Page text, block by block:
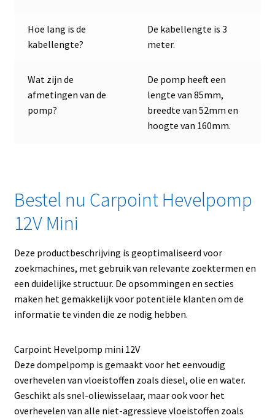
Hoe lang is de
kabellengte?
De kabellengte is 3
meter.
Wat zijn de
afmetingen van de
pomp?
De pomp heeft een
lengte van 85mm,
breedte van 52mm en
hoogte van 160mm.
Bestel nu Carpoint Hevelpomp
12V Mini
Deze productbeschrijving is geoptimaliseerd voor
zoekmachines, met gebruik van relevante zoektermen en
een duidelijke structuur. De opsommingen en secties
maken het gemakkelijk voor potentiële klanten om de
informatie te vinden die ze nodig hebben.
Carpoint Hevelpomp mini 12V
Deze dompelpomp is gemaakt voor het eenvoudig
overhevelen van vloeistoffen zoals diesel, olie en water.
Geschikt als snel-oliewisselaar, maar ook voor het
overhevelen van alle niet-agressieve vloeistoffen zoals